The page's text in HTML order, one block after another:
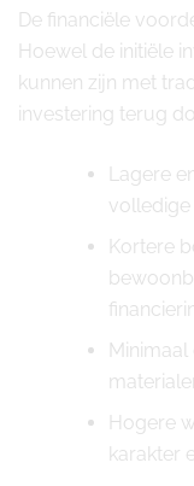
De financiële
Hoewel de initiële
kunnen zijn met
investering terug
Lagere
Kortere
Hogere
karakter